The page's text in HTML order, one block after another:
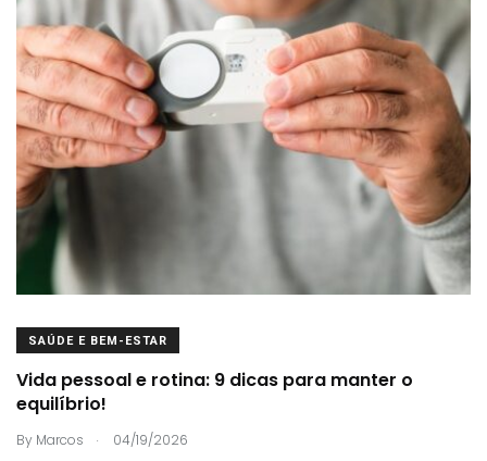
SAÚDE E BEM-ESTAR
Vida pessoal e rotina: 9 dicas para manter o
equilíbrio!
By Marcos . 04/19/2026